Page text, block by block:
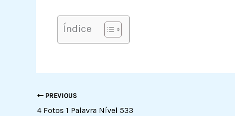
Índice
PREVIOUS
4 Fotos 1 Palavra Nível 533